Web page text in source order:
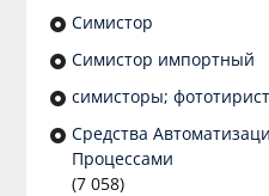
Симистор
Симистор импортный
симисторы;
Средства
Процессами
(7 058)